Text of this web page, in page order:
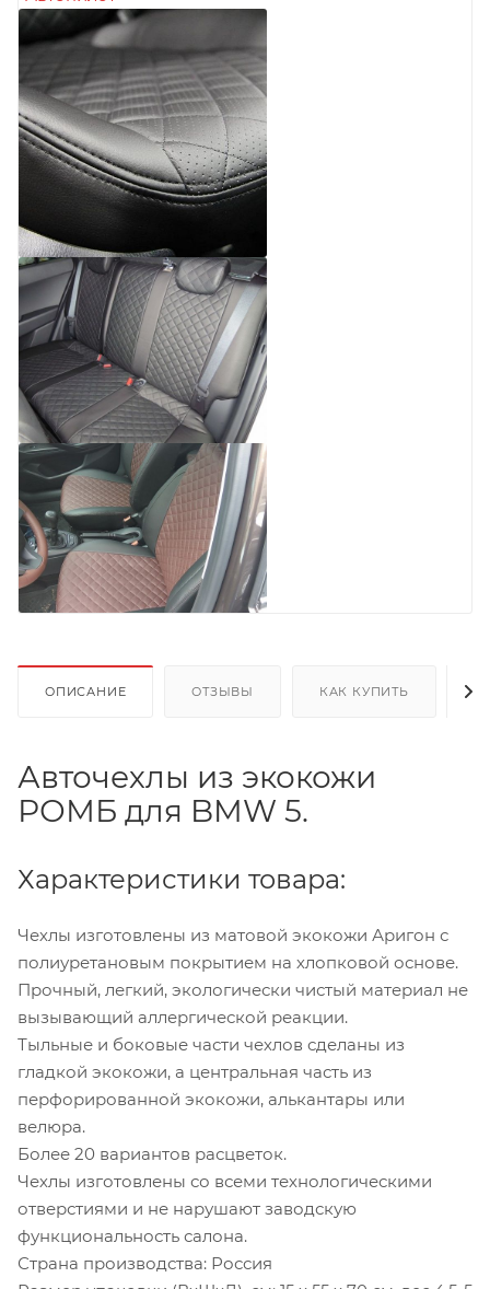
ОПИСАНИЕ ОТЗЫВЫ КАК КУПИТЬ
Авточехлы из экокожи
РОМБ для BMW 5.
Характеристики товара:
Чехлы изготовлены из матовой экокожи Аригон с
полиуретановым покрытием на хлопковой основе.
Прочный, легкий, экологически чистый материал не
вызывающий аллергической реакции.
Тыльные и боковые части чехлов сделаны из
гладкой экокожи, а центральная часть из
перфорированной экокожи, алькантары или
велюра.
Более 20 вариантов расцветок.
Чехлы изготовлены со всеми технологическими
отверстиями и не нарушают заводскую
функциональность салона.
Страна производства: Россия